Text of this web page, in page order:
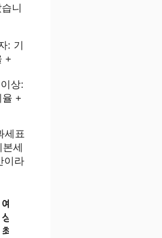
니
: 기
+
상:
율 +
세표
세
이라
예
상
최